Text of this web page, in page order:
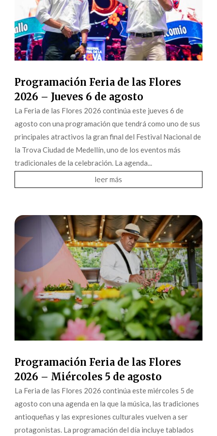
Programación Feria de las Flores
2026 – Jueves 6 de agosto
La Feria de las Flores 2026 continúa este jueves 6 de
agosto con una programación que tendrá como uno de sus
principales atractivos la gran final del Festival Nacional de
la Trova Ciudad de Medellín, uno de los eventos más
tradicionales de la celebración. La agenda...
leer más
Programación Feria de las Flores
2026 – Miércoles 5 de agosto
La Feria de las Flores 2026 continúa este miércoles 5 de
agosto con una agenda en la que la música, las tradiciones
antioqueñas y las expresiones culturales vuelven a ser
protagonistas. La programación del día incluye tablados